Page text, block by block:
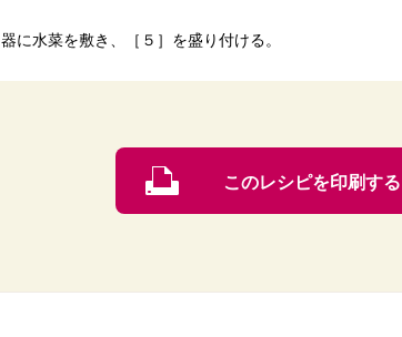
器に水菜を敷き、［５］を盛り付ける。
このレシピを印刷する